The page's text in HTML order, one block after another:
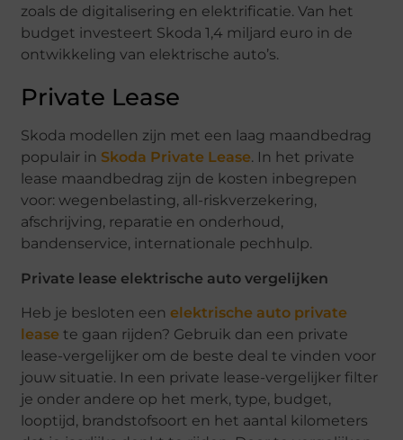
zoals de digitalisering en elektrificatie. Van het
budget investeert Skoda 1,4 miljard euro in de
ontwikkeling van elektrische auto’s.
Private Lease
Skoda modellen zijn met een laag maandbedrag
populair in Skoda Private Lease. In het private
lease maandbedrag zijn de kosten inbegrepen
voor: wegenbelasting, all-riskverzekering,
afschrijving, reparatie en onderhoud,
bandenservice, internationale pechhulp.
Private lease elektrische auto vergelijken
Heb je besloten eenelektrische auto private
lease te gaan rijden? Gebruik dan een private
lease-vergelijker om de beste deal te vinden voor
jouw situatie. In een private lease-vergelijker filter
je onder andere op het merk, type, budget,
looptijd, brandstofsoort en het aantal kilometers